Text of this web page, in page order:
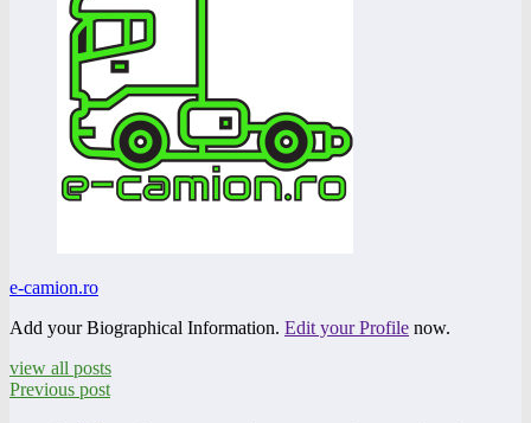
e-camion.ro
Add your Biographical Information. Edit your Profile now.
view all posts
Previous post